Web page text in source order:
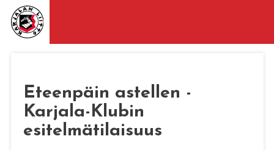
Eteenpäin astellen -
Karjala-Klubin
esitelmätilaisuus